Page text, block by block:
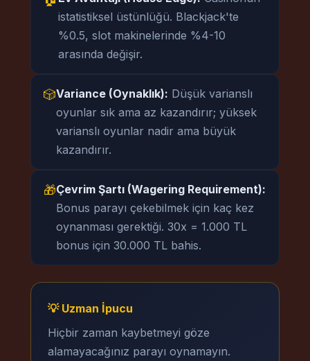
istatistiksel üstünlüğü. Blackjack'te
%0.5, slot makinelerinde %4-10
arasında değişir.
🎲Variance (Oynaklık): Düşük varianslı
oyunlar sık ama az kazandırır; yüksek
varianslı oyunlar nadir ama büyük
kazandırır.
🎁Çevrim Şartı (Wagering Requirement):
Bonus parayı çekebilmek için kaç kez
oynanması gerektiği. 30x = 1.000 TL
bonus için 30.000 TL bahis.
💡 Uzman İpucu
Hiçbir zaman kaybetmeyi göze
alamayacağınız parayı oynamayın.